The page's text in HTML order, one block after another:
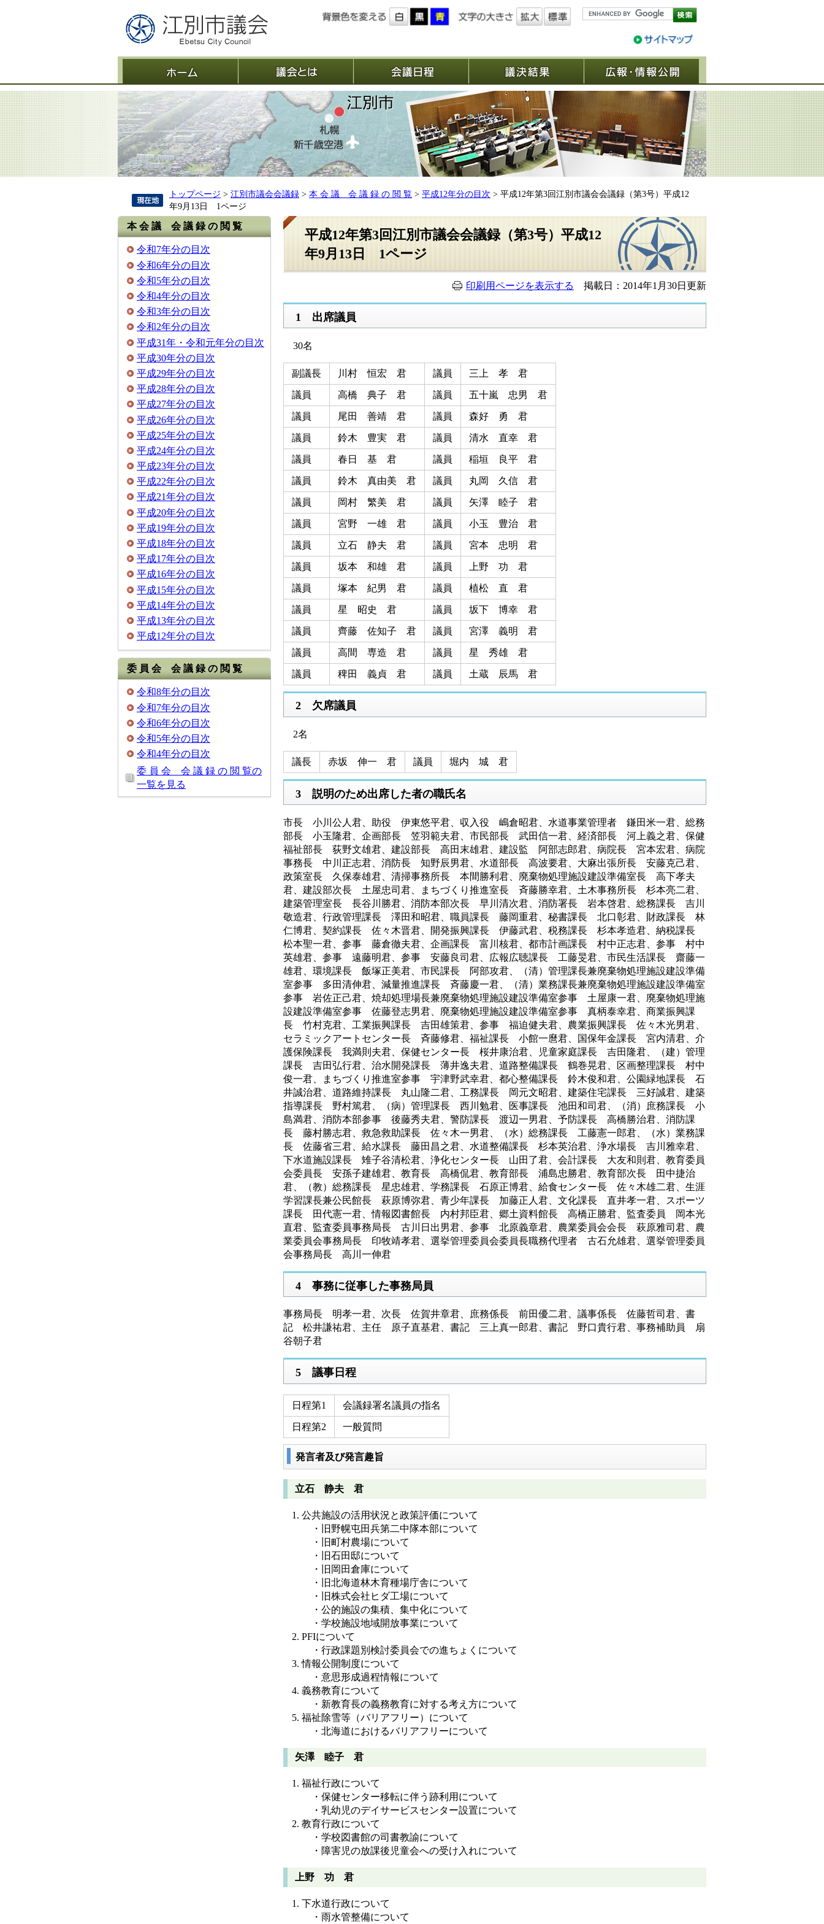
会議日程 議決結果
トップページ > 江別市議会会議録 > 本 会 議 会 議 録 の 閲 覧 > 平成12年分の目次 > 平成12年第3回江別市議会会議録（第3号）平成12
年9月13日 1ページ
本 会 議 会 議 録 の 閲 覧
令和7年分の目次
令和6年分の目次
令和5年分の目次
令和4年分の目次
令和3年分の目次
令和2年分の目次
平成31年・令和元年分の目次
平成30年分の目次
平成29年分の目次
平成28年分の目次
平成27年分の目次
平成26年分の目次
平成25年分の目次
平成24年分の目次
平成23年分の目次
平成22年分の目次
平成21年分の目次
平成20年分の目次
平成19年分の目次
平成18年分の目次
平成17年分の目次
平成16年分の目次
平成15年分の目次
平成14年分の目次
平成13年分の目次
平成12年分の目次
委 員 会 会 議 録 の 閲 覧
令和8年分の目次
令和7年分の目次
令和6年分の目次
令和5年分の目次
令和4年分の目次
委 員 会 会 議 録 の 閲 覧の
一覧を見る
平成12年第3回江別市議会会議録（第3号）平成12
年9月13日 1ページ
印刷用ページを表示する 掲載日：2014年1月30日更新
1 出席議員
30名
副議長 川村 恒宏 君 議員 三上 孝 君
議員 高橋 典子 君 議員 五十嵐 忠男 君
議員 尾田 善靖 君 議員 森好 勇 君
議員 鈴木 豊実 君 議員 清水 直幸 君
議員 春日 基 君 議員 稲垣 良平 君
議員 鈴木 真由美 君 議員 丸岡 久信 君
議員 岡村 繁美 君 議員 矢澤 睦子 君
議員 宮野 一雄 君 議員 小玉 豊治 君
議員 立石 静夫 君 議員 宮本 忠明 君
議員 坂本 和雄 君 議員 上野 功 君
議員 塚本 紀男 君 議員 植松 直 君
議員 星 昭史 君 議員 坂下 博幸 君
議員 齊藤 佐知子 君 議員 宮澤 義明 君
議員 高間 専造 君 議員 星 秀雄 君
議員 稗田 義貞 君 議員 土蔵 辰馬 君
2 欠席議員
2名
議長 赤坂 伸一 君 議員 堀内 城 君
3 説明のため出席した者の職氏名
市長 小川公人君、助役 伊東悠平君、収入役 嶋倉昭君、水道事業管理者 鎌田米一君、総務
部長 小玉隆君、企画部長 笠羽範夫君、市民部長 武田信一君、経済部長 河上義之君、保健
福祉部長 荻野文雄君、建設部長 高田末雄君、建設監 阿部志郎君、病院長 宮本宏君、病院
事務長 中川正志君、消防長 知野辰男君、水道部長 高波要君、大麻出張所長 安藤克己君、
政策室長 久保泰雄君、清掃事務所長 本間勝利君、廃棄物処理施設建設準備室長 高下孝夫
君、建設部次長 土屋忠司君、まちづくり推進室長 斉藤勝幸君、土木事務所長 杉本亮二君、
建築管理室長 長谷川勝君、消防本部次長 早川清次君、消防署長 岩本啓君、総務課長 吉川
敬造君、行政管理課長 澤田和昭君、職員課長 藤岡重君、秘書課長 北口彰君、財政課長 林
仁博君、契約課長 佐々木晋君、開発振興課長 伊藤武君、税務課長 杉本孝造君、納税課長
松本聖一君、参事 藤倉徹夫君、企画課長 富川核君、都市計画課長 村中正志君、参事 村中
英雄君、参事 遠藤明君、参事 安藤良司君、広報広聴課長 工藤旻君、市民生活課長 齋藤一
雄君、環境課長 飯塚正美君、市民課長 阿部攻君、（清）管理課長兼廃棄物処理施設建設準備
室参事 多田清伸君、減量推進課長 斉藤慶一君、（清）業務課長兼廃棄物処理施設建設準備室
参事 岩佐正己君、焼却処理場長兼廃棄物処理施設建設準備室参事 土屋康一君、廃棄物処理施
設建設準備室参事 佐藤登志男君、廃棄物処理施設建設準備室参事 真柄泰幸君、商業振興課
長 竹村克君、工業振興課長 吉田雄策君、参事 福迫健夫君、農業振興課長 佐々木光男君、
セラミックアートセンター長 斉藤修君、福祉課長 小館一麿君、国保年金課長 宮内清君、介
護保険課長 我満則夫君、保健センター長 桜井康治君、児童家庭課長 吉田隆君、（建）管理
課長 吉田弘行君、治水開発課長 薄井逸夫君、道路整備課長 鶴巻晃君、区画整理課長 村中
俊一君、まちづくり推進室参事 宇津野武幸君、都心整備課長 鈴木俊和君、公園緑地課長 石
井誠治君、道路維持課長 丸山隆二君、工務課長 岡元文昭君、建築住宅課長 三好誠君、建築
指導課長 野村篤君、（病）管理課長 西川勉君、医事課長 池田和司君、（消）庶務課長 小
島満君、消防本部参事 後藤秀夫君、警防課長 渡辺一男君、予防課長 高橋勝治君、消防課
長 藤村勝志君、救急救助課長 佐々木一男君、（水）総務課長 工藤憲一郎君、（水）業務課
長 佐藤省三君、給水課長 藤田昌之君、水道整備課長 杉本英治君、浄水場長 吉川雅幸君、
下水道施設課長 雉子谷清松君、浄化センター長 山田了君、会計課長 大友和則君、教育委員
会委員長 安孫子建雄君、教育長 高橋侃君、教育部長 浦島忠勝君、教育部次長 田中捷治
君、（教）総務課長 星忠雄君、学務課長 石原正博君、給食センター長 佐々木雄二君、生涯
学習課長兼公民館長 萩原博弥君、青少年課長 加藤正人君、文化課長 直井孝一君、スポーツ
課長 田代憲一君、情報図書館長 内村邦臣君、郷土資料館長 高橋正勝君、監査委員 岡本光
直君、監査委員事務局長 古川日出男君、参事 北原義章君、農業委員会会長 萩原雅司君、農
業委員会事務局長 印牧靖孝君、選挙管理委員会委員長職務代理者 古石允雄君、選挙管理委員
会事務局長 高川一伸君
4 事務に従事した事務局員
事務局長 明孝一君、次長 佐賀井章君、庶務係長 前田優二君、議事係長 佐藤哲司君、書
記 松井謙祐君、主任 原子直基君、書記 三上真一郎君、書記 野口貴行君、事務補助員 扇
谷朝子君
5 議事日程
日程第1 会議録署名議員の指名
日程第2 一般質問
発言者及び発言趣旨
立石 静夫 君
公共施設の活用状況と政策評価について
・旧野幌屯田兵第二中隊本部について
・旧町村農場について
・旧石田邸について
・旧岡田倉庫について
・旧北海道林木育種場庁舎について
・旧株式会社ヒダ工場について
・公的施設の集積、集中化について
・学校施設地域開放事業について
PFIについて
・行政課題別検討委員会での進ちょくについて
情報公開制度について
・意思形成過程情報について
義務教育について
・新教育長の義務教育に対する考え方について
福祉除雪等（バリアフリー）について
・北海道におけるバリアフリーについて
矢澤 睦子 君
福祉行政について
・保健センター移転に伴う跡利用について
・乳幼児のデイサービスセンター設置について
教育行政について
・学校図書館の司書教諭について
・障害児の放課後児童会への受け入れについて
上野 功 君
下水道行政について
・雨水管整備について